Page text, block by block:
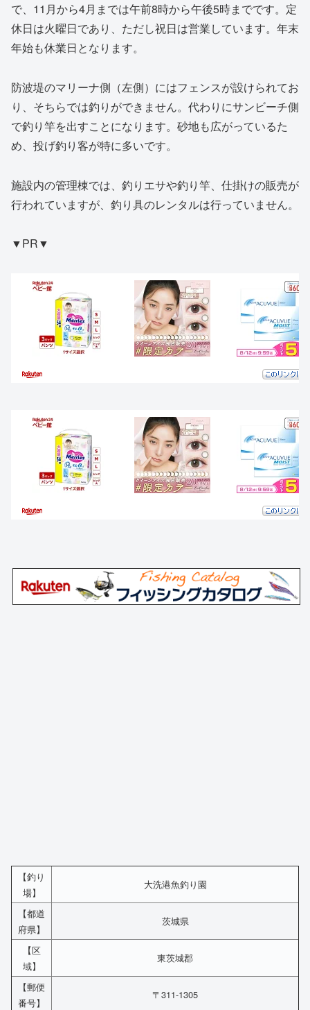
で、11月から4月までは午前8時から午後5時までです。定
休日は火曜日であり、ただし祝日は営業しています。年末
年始も休業日となります。
防波堤のマリーナ側（左側）にはフェンスが設けられてお
り、そちらでは釣りができません。代わりにサンビーチ側
で釣り竿を出すことになります。砂地も広がっているた
め、投げ釣り客が特に多いです。
施設内の管理棟では、釣りエサや釣り竿、仕掛けの販売が
行われていますが、釣り具のレンタルは行っていません。
▼PR▼
【釣り
場】
大洗港魚釣り園
【都道
府県】
茨城県
【区
域】
東茨城郡
【郵便
番号】
〒311-1305